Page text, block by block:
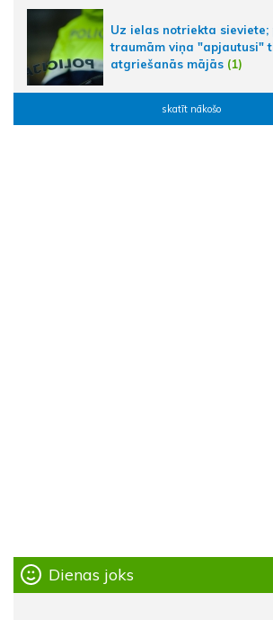
Uz ielas notriekta
traumām viņa "apjautusi"
atgriešanās mājās (1)
skatīt nākošo
Dienas joks